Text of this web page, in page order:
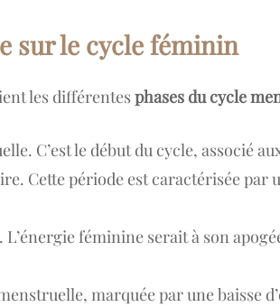
sur le cycle féminin
les différentesphases du cycle
C’est le début du cycle, associé
Cette période est caractérisée par
féminine serait à son
marquée par une baisse